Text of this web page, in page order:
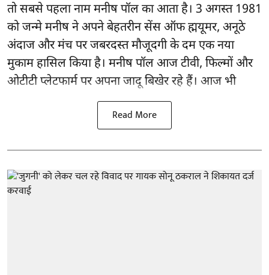
तो सबसे पहला नाम मनीष पॉल का आता है। 3 अगस्त 1981
को जन्मे मनीष ने अपने बेहतरीन सेंस ऑफ ह्मयूमर, अनूठे
अंदाज और मंच पर जबरदस्त मौजूदगी के दम एक नया
मुकाम हासिल किया है। मनीष पॉल आज टीवी, फिल्मों और
ओटीटी प्लेटफार्म पर अपना जादू बिखेर रहे हैं। आज भी
Read More